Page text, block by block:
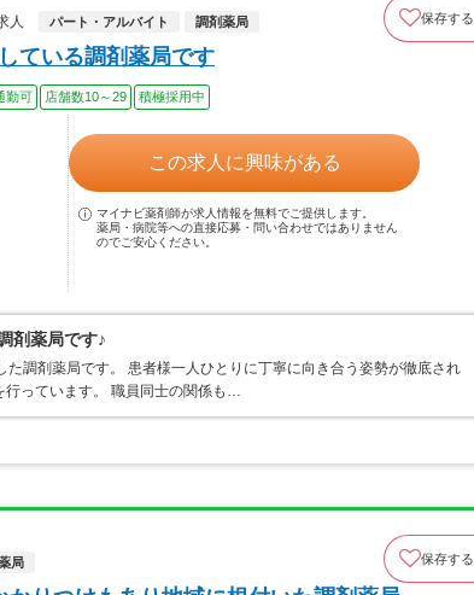
人
パート・アルバイト 調剤薬局 保存する
ている調剤薬局です
勤可 店舗数10～29 積極採用中
この求人に興味がある
マイナビ薬剤師が求人情報を無料でご提供します。
薬局・病院等への直接応募・問い合わせではありません
のでご安心ください。
剤薬局です♪
調剤薬局です。 患者様一人ひとりに丁寧に向き合う姿勢が徹底され
行っています。 職員同士の関係も…
局 保存する